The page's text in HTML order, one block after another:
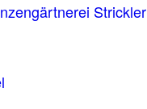
Strickler